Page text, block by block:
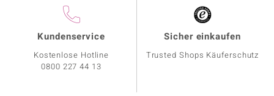
Kundenservice
Kostenlose Hotline
0800 227 44 13
Sicher einkaufen
Trusted Shops Käuferschutz